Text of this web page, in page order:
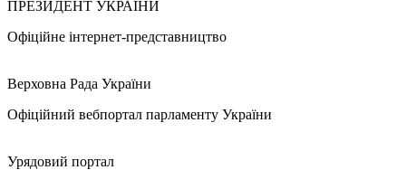
ПРЕЗИДЕНТ УКРАЇНИ
Офіційне інтернет-представництво
Верховна Рада України
Офіційний вебпортал парламенту України
Урядовий портал